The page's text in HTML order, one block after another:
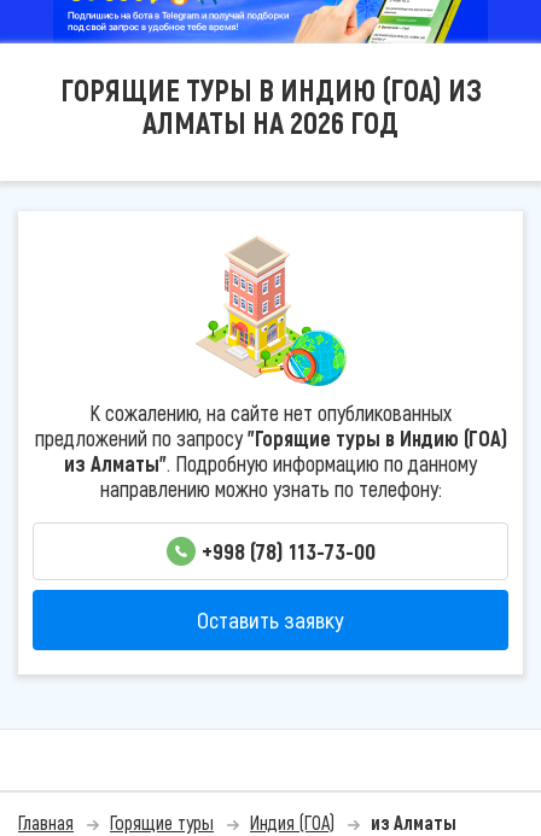
ГОРЯЩИЕ ТУРЫ В ИНДИЮ (ГОА) ИЗ
АЛМАТЫ НА 2026 ГОД
К сожалению, на сайте нет опубликованных
предложений по запросу"Горящие туры в Индию (ГОА)
из Алматы". Подробную информацию по данному
направлению можно узнать по телефону:
+998 (78) 113-73-00
Оставить заявку
Главная Горящие туры Индия (ГОА) из Алматы